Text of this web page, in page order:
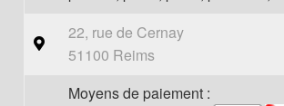
22, rue de Cernay
51100 Reims
Moyens de paiement :